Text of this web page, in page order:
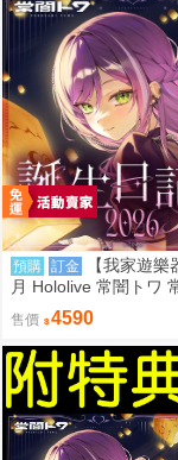
預購 訂金
【我家遊
月 Hololive 常闇トワ
owa 誕生日記念2026
售價 4590